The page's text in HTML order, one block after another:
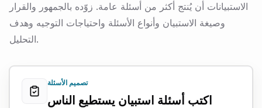
الاستبيانات أن يُنتج أكثر من أسئلة عامة. زوّده بالجمهور والقرار
وصيغة الاستبيان وأنواع الأسئلة واحتياجات التوجيه وهدف
التحليل.
تصميم الأسئلة
اكتب أسئلة استبيان يستطيع الناس